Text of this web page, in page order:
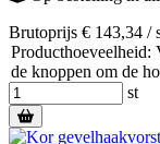
Brutoprijs € 143,34 /
Producthoeveelheid:
de knoppen om de
st